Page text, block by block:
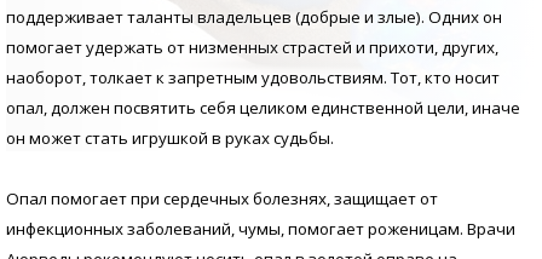
поддерживает таланты владельцев (добрые и злые). Одних он
помогает удержать от низменных страстей и прихоти, других,
наоборот, толкает к запретным удовольствиям. Тот, кто носит
опал, должен посвятить себя целиком единственной цели, иначе
он может стать игрушкой в руках судьбы.
Опал помогает при сердечных болезнях, защищает от
инфекционных заболеваний, чумы, помогает роженицам. Врачи